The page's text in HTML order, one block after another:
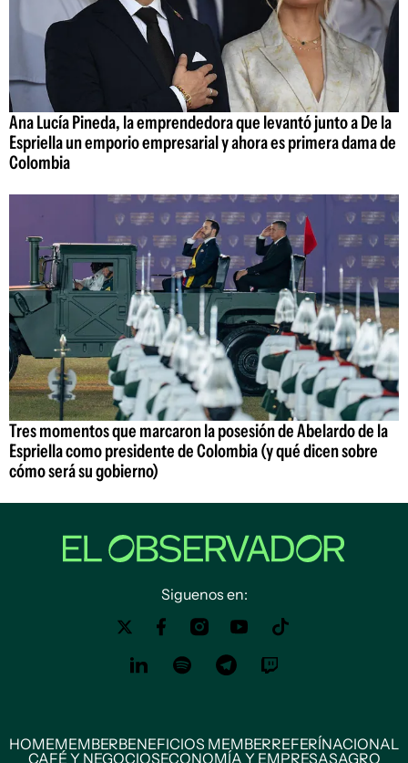
Ana Lucía Pineda, la emprendedora que levantó junto a De la
Espriella un emporio empresarial y ahora es primera dama de
Colombia
Tres momentos que marcaron la posesión de Abelardo de la
Espriella como presidente de Colombia (y qué dicen sobre
cómo será su gobierno)
Siguenos en:
HOMEMEMBERBENEFICIOS MEMBERREFERÍNACIONAL
CAFÉ Y NEGOCIOSECONOMÍA Y EMPRESASAGRO